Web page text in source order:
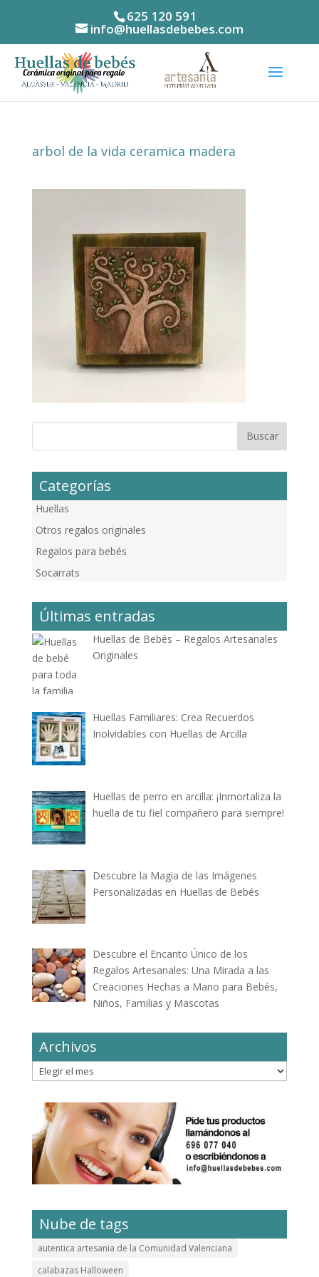
625 120 591
info@huellasdebebes.com
arbol de la vida ceramica madera
Categorías
Huellas
Otros regalos originales
Regalos para bebés
Socarrats
Últimas entradas
Huellas de Bebés – Regalos Artesanales
Originales
Huellas Familiares: Crea Recuerdos
Inolvidables con Huellas de Arcilla
Huellas de perro en arcilla: ¡Inmortaliza la
huella de tu fiel compañero para siempre!
Descubre la Magia de las Imágenes
Personalizadas en Huellas de Bebés
Descubre el Encanto Único de los
Regalos Artesanales: Una Mirada a las
Creaciones Hechas a Mano para Bebés,
Niños, Familias y Mascotas
Archivos
Archivos
Nube de tags
autentica artesania de la Comunidad Valenciana
calabazas Halloween